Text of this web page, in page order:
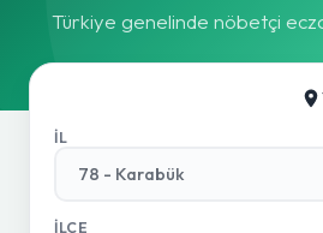
Türkiye genelinde nöbetçi
İL
İLÇE